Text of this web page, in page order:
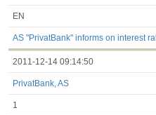
EN
AS "PrivatBank" informs on interest
2011-12-14 09:14:50
PrivatBank, AS
1